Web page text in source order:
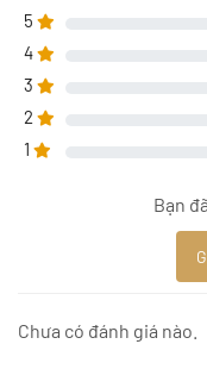
5
4
3
2
1
Bạn
Chưa có đánh giá nào.